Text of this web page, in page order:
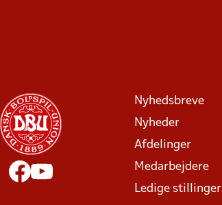
Nyhedsbreve
Nyheder
Afdelinger
Medarbejdere
Ledige stillinger